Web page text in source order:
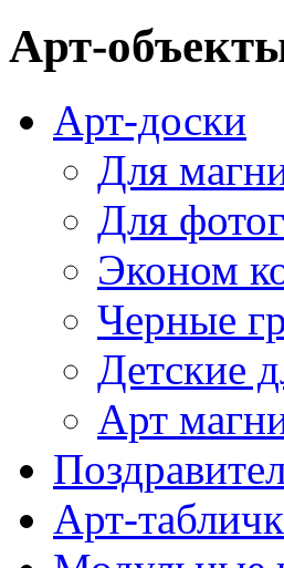
Арт-
Арт-доски
Для
Для
Эконом
Черные
Детские
Арт
Арт-